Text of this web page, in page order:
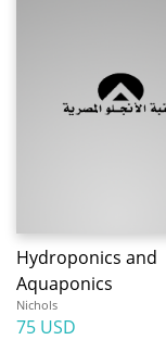
Hydroponics and
Aquaponics
Nichols
75 USD